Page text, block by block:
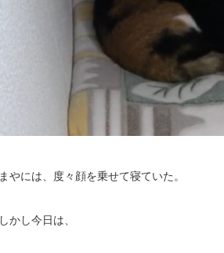
まやには、度々顔を乗せて寝ていた。
しかし今日は、